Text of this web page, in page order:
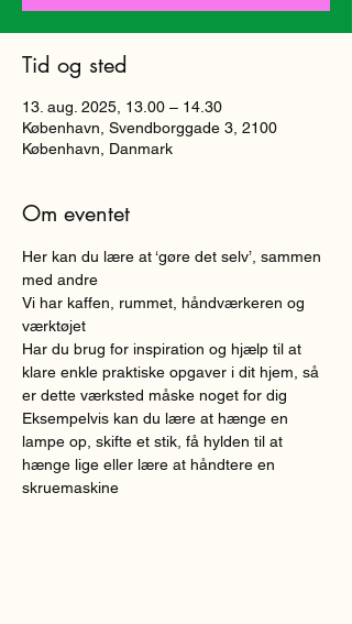
Tid og sted
13. aug. 2025, 13.00 – 14.30
København, Svendborggade 3, 2100
København, Danmark
Om eventet
Her kan du lære at ‘gøre det selv’, sammen
med andre
Vi har kaffen, rummet, håndværkeren og
værktøjet
Har du brug for inspiration og hjælp til at
klare enkle praktiske opgaver i dit hjem, så
er dette værksted måske noget for dig
Eksempelvis kan du lære at hænge en
lampe op, skifte et stik, få hylden til at
hænge lige eller lære at håndtere en
skruemaskine